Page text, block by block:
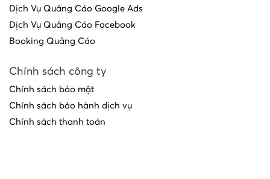
Dịch Vụ Quảng Cáo Google Ads
Dịch Vụ Quảng Cáo Facebook
Booking Quảng Cáo
Chính sách công ty
Chính sách bảo mật
Chính sách bảo hành dịch vụ
Chính sách thanh toán